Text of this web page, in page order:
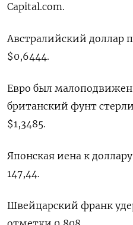
Capital.com.
Австралийский доллар
$0,6444​.
Евро был малоподвижен
британский фунт
$1,3485​.
Японская иена к
147,44.
Швейцарский франк